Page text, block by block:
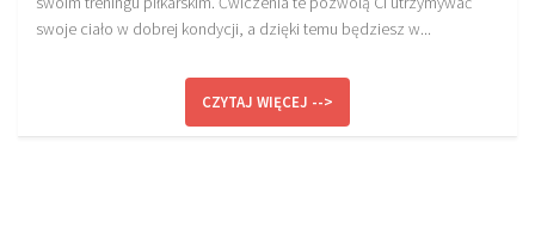
swoje ciało w dobrej kondycji, a dzięki temu będziesz w...
CZYTAJ WIĘCEJ -->